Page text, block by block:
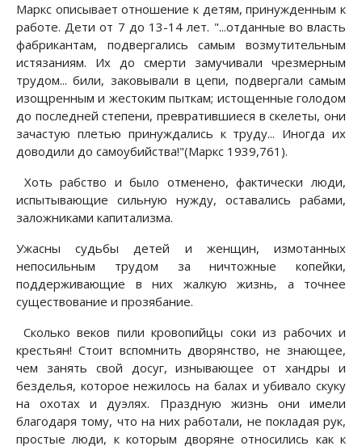
Маркс описывает отношение к детям, принужденным к
работе. Дети от 7 до 13-14 лет. "...отданные во власть
фабрикантам, подвергались самым возмутительным
истязаниям. Их до смерти замучивали чрезмерным
трудом... били, заковывали в цепи, подвергали самым
изощренным и жестоким пыткам; истощенные голодом
до последней степени, превратившиеся в скелеты, они
зачастую плетью принуждались к труду... Иногда их
доводили до самоубийства!"(Маркс 1939,761).
Хоть рабство и было отменено, фактически люди,
испытывающие сильную нужду, оставались рабами,
заложниками капитализма.
Ужасны судьбы детей и женщин, измотанных
непосильным трудом за ничтожные копейки,
поддерживающие в них жалкую жизнь, а точнее
существование и прозябание.
Сколько веков пили кровопийцы соки из рабочих и
крестьян! Стоит вспомнить дворянство, не знающее,
чем занять свой досуг, изнывающее от хандры и
безделья, которое нежилось на балах и убивало скуку
на охотах и дуэлях. Праздную жизнь они имели
благодаря тому, что на них работали, не покладая рук,
простые люди, к которым дворяне относились как к